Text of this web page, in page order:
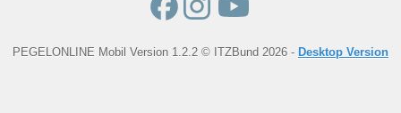
PEGELONLINE Mobil Version 1.2.2 © ITZBund 2026 - Desktop Version